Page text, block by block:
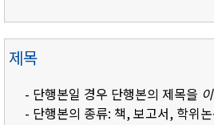
제목
- 단행본일 경우 단행본의 제목을
- 단행본의 종류: 책, 보고서, 학위